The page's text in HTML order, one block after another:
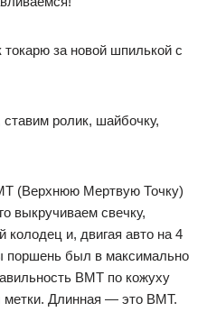
за новой шпилькой с
ролик, шайбочку,
(Верхнюю Мертвую Точку)
выкручиваем свечку,
колодец и, двигая авто на 4
поршень был в максимально
ВМТ по кожуху
Длинная — это ВМТ.